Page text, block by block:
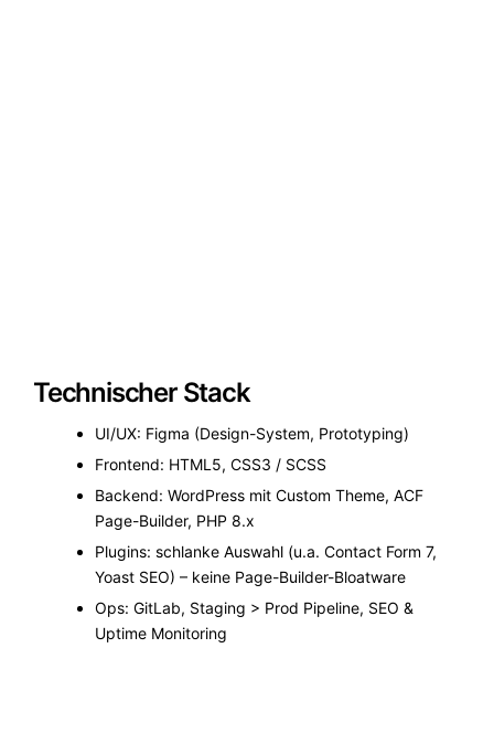
Technischer Stack
UI/UX: Figma (Design-System, Prototyping)
Frontend: HTML5, CSS3 / SCSS
Backend: WordPress mit Custom Theme, ACF
Page-Builder, PHP 8.x
Plugins: schlanke Auswahl (u.a. Contact Form 7,
Yoast SEO) – keine Page-Builder-Bloatware
Ops: GitLab, Staging > Prod Pipeline, SEO &
Uptime Monitoring